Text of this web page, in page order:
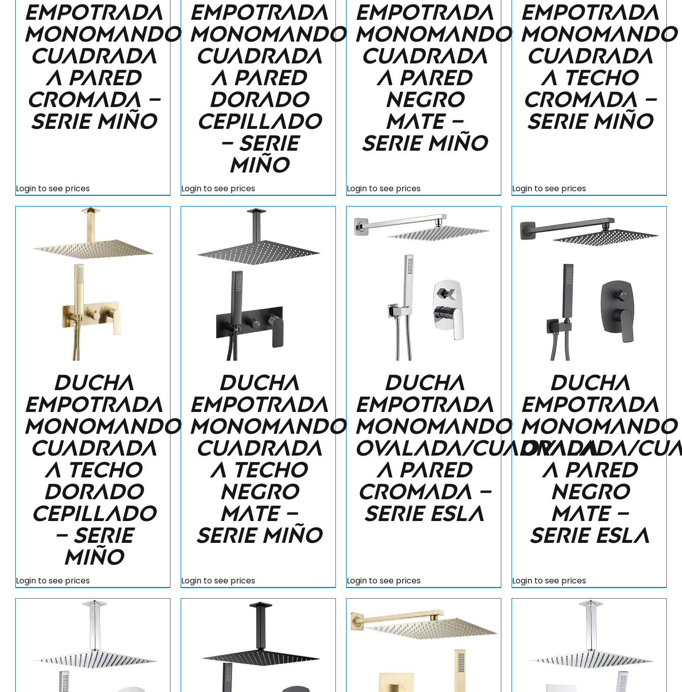
empotrada
monomando
cuadrada
a pared
cromada –
Serie Miño
Login to see prices
empotrada
monomando
cuadrada
a pared
dorado
cepillado
– Serie
Miño
Login to see prices
empotrada
monomando
cuadrada
a pared
negro
mate –
Serie Miño
Login to see prices
empotrada
monomando
cuadrada
a techo
cromada –
Serie Miño
Login to see prices
Ducha
empotrada
monomando
cuadrada
a techo
dorado
cepillado
– Serie
Miño
Login to see prices
Ducha
empotrada
monomando
cuadrada
a techo
negro
mate –
Serie Miño
Login to see prices
Ducha
empotrada
monomando
ovalada/cuadrada
a pared
cromada –
Serie Esla
Login to see prices
Ducha
empotrada
monomando
ovalada/
a pared
negro
mate –
Serie Esla
Login to see prices